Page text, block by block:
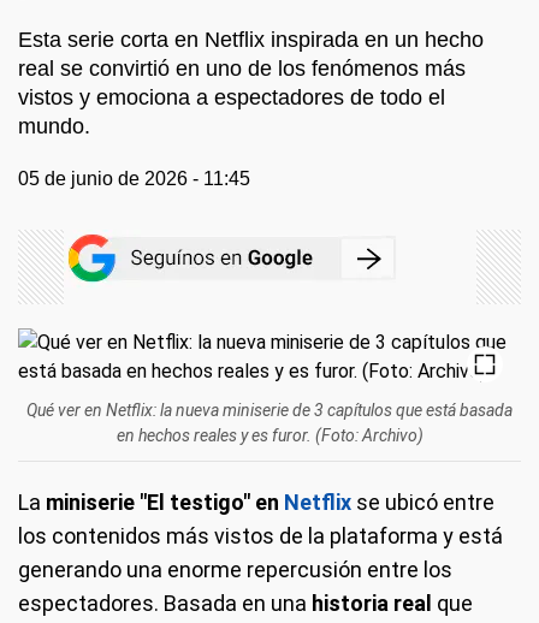
Esta serie corta en Netflix inspirada en un hecho
real se convirtió en uno de los fenómenos más
vistos y emociona a espectadores de todo el
mundo.
05 de junio de 2026 - 11:45
Qué ver en Netflix: la nueva miniserie de 3 capítulos que está basada
en hechos reales y es furor. (Foto: Archivo)
La miniserie "El testigo" en Netflix se ubicó entre
los contenidos más vistos de la plataforma y está
generando una enorme repercusión entre los
espectadores. Basada en una historia real que